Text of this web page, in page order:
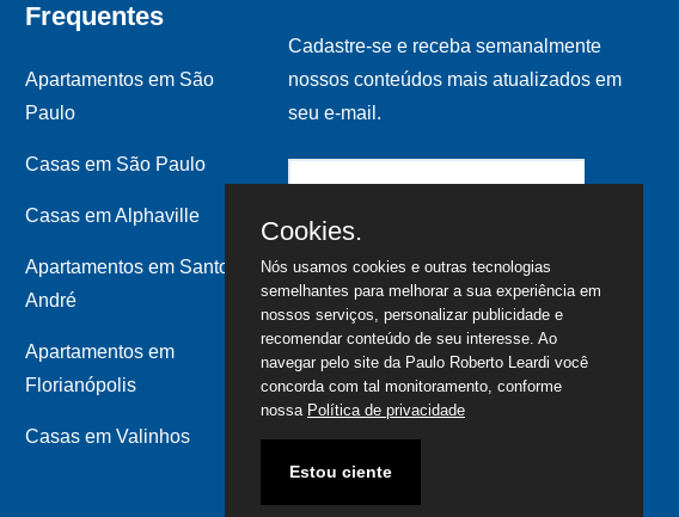
Frequentes
Apartamentos em São
Paulo
Casas em São Paulo
Casas em Alphaville
Apartamentos em Santo
André
Apartamentos em
Florianópolis
Casas em Valinhos
Cadastre-se e receba semanalmente
nossos conteúdos mais atualizados em
seu e-mail.
Cookies.
Nós usamos cookies e outras tecnologias
semelhantes para melhorar a sua experiência em
nossos serviços, personalizar publicidade e
recomendar conteúdo de seu interesse. Ao
navegar pelo site da Paulo Roberto Leardi você
concorda com tal monitoramento, conforme
nossa Política de privacidade
Estou ciente